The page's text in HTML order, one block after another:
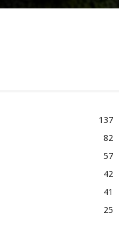
137
82
57
42
41
25